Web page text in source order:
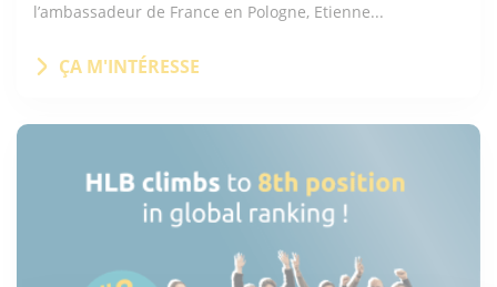
l’ambassadeur de France en Pologne, Etienne...
ÇA M'INTÉRESSE